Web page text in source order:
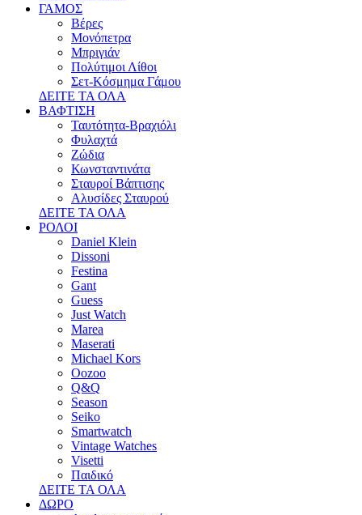
ΓΑΜΟΣ
Βέρες
Μονόπετρα
Μπριγιάν
Πολύτιμοι Λίθοι
Σετ-Κόσμημα Γάμου
ΔΕΙΤΕ ΤΑ ΟΛΑ
ΒΑΦΤΙΣΗ
Ταυτότητα-Βραχιόλι
Φυλαχτά
Ζώδια
Κωνσταντινάτα
Σταυροί Βάπτισης
Αλυσίδες Σταυρού
ΔΕΙΤΕ ΤΑ ΟΛΑ
ΡΟΛΟΙ
Daniel Klein
Dissoni
Festina
Gant
Guess
Just Watch
Marea
Maserati
Michael Kors
Oozoo
Q&Q
Season
Seiko
Smartwatch
Vintage Watches
Visetti
Παιδικό
ΔΕΙΤΕ ΤΑ ΟΛΑ
ΔΩΡΟ